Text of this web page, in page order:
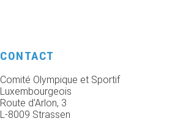
CONTACT
Comité Olympique et Sportif
Luxembourgeois
Route d’Arlon, 3
L-8009 Strassen